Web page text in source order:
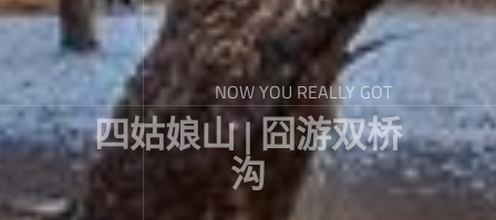
NOW YOU REALLY GOT
四姑娘山 | 囧游双桥
沟